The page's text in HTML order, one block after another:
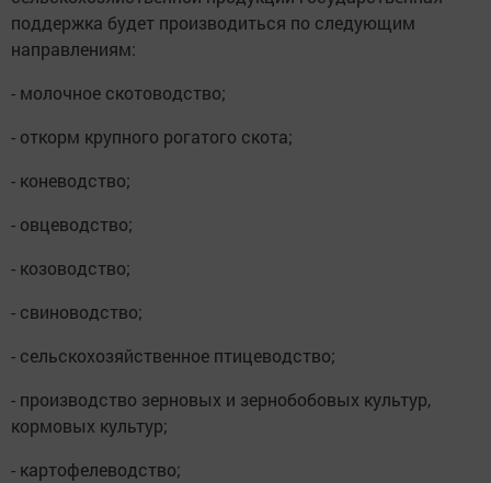
поддержка будет производиться по следующим
направлениям:
- молочное скотоводство;
- откорм крупного рогатого скота;
- коневодство;
- овцеводство;
- козоводство;
- свиноводство;
- сельскохозяйственное птицеводство;
- производство зерновых и зернобобовых культур,
кормовых культур;
- картофелеводство;